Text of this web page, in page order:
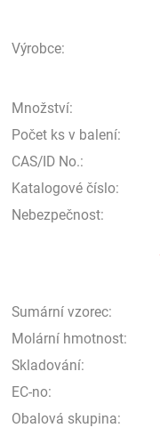
Výrobce:
Množství:
Počet ks v balení:
CAS/ID No.:
Katalogové číslo:
Nebezpečnost:
Sumární vzorec:
Molární hmotnost:
Skladování:
EC-no:
Obalová skupina: